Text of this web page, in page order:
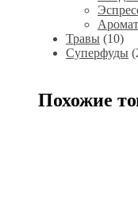
Травы (10)
Суперфуды
Похожие